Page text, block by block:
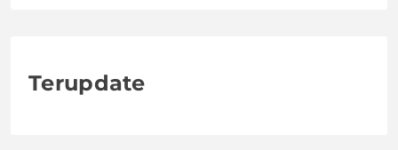
Terupdate